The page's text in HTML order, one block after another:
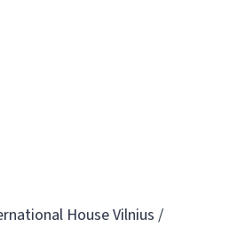
House Vilnius /